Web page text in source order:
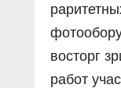
восторг
работ